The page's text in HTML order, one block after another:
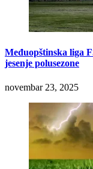
Međuopštinska liga
jesenje polusezone
novembar 23, 2025